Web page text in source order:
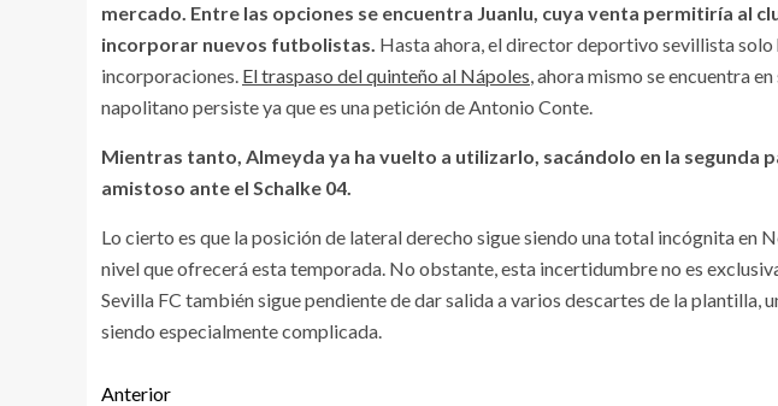
mercado. Entre las opciones se encuentra Juanlu, cuya venta permitiría al
incorporar nuevos futbolistas. Hasta ahora, el director deportivo sevillista solo
incorporaciones. El traspaso del quinteño al Nápoles, ahora mismo se encuentra
napolitano persiste ya que es una petición de Antonio Conte.
Mientras tanto, Almeyda ya ha vuelto a utilizarlo, sacándolo en la segunda
amistoso ante el Schalke 04.
Lo cierto es que la posición de lateral derecho sigue siendo una total incógnita en
nivel que ofrecerá esta temporada. No obstante, esta incertidumbre no es
Sevilla FC también sigue pendiente de dar salida a varios descartes de la plantilla,
siendo especialmente complicada.
Anterior